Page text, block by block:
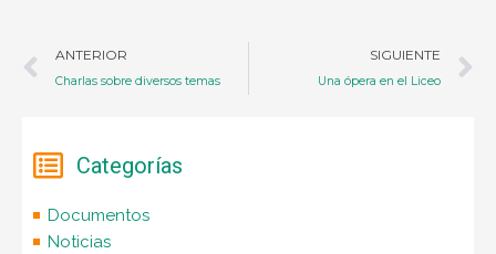
ANTERIOR
Charlas sobre diversos temas
SIGUIENTE
Una ópera en el Liceo
Categorías
Documentos
Noticias